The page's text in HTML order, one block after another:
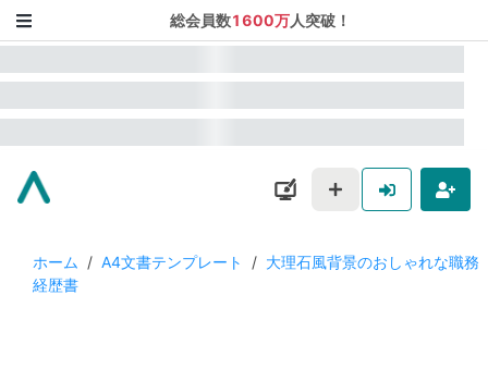
総会員数1600万人突破！
ホーム / A4文書テンプレート / 大理石風背景のおしゃれな職務
経歴書